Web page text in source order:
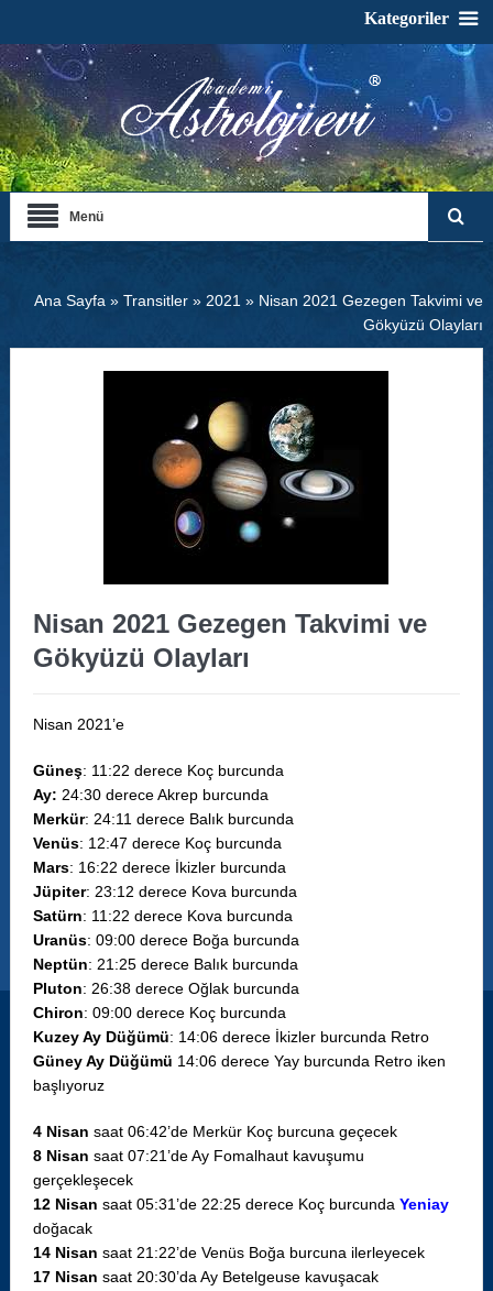
Menü
Ana Sayfa »Transitler » 2021 » Nisan 2021 Gezegen Takvimi ve
Gökyüzü Olayları
Nisan 2021 Gezegen Takvimi ve
Gökyüzü Olayları
Nisan 2021’e
Güneş: 11:22 derece Koç burcunda
Ay: 24:30 derece Akrep burcunda
Merkür: 24:11 derece Balık burcunda
Venüs: 12:47 derece Koç burcunda
Mars: 16:22 derece İkizler burcunda
Jüpiter: 23:12 derece Kova burcunda
Satürn: 11:22 derece Kova burcunda
Uranüs: 09:00 derece Boğa burcunda
Neptün: 21:25 derece Balık burcunda
Pluton: 26:38 derece Oğlak burcunda
Chiron: 09:00 derece Koç burcunda
Kuzey Ay Düğümü: 14:06 derece İkizler burcunda Retro
Güney Ay Düğümü 14:06 derece Yay burcunda Retro iken
başlıyoruz
4 Nisan saat 06:42’de Merkür Koç burcuna geçecek
8 Nisan saat 07:21’de Ay Fomalhaut kavuşumu
gerçekleşecek
12 Nisan saat 05:31’de 22:25 derece Koç burcunda Yeniay
doğacak
14 Nisan saat 21:22’de Venüs Boğa burcuna ilerleyecek
17 Nisan saat 20:30’da Ay Betelgeuse kavuşacak
Kategoriler